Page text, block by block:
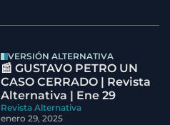
VERSIÓN ALTERNATIVA
📰 GUSTAVO PETRO UN
CASO CERRADO | Revista
Alternativa | Ene 29
Revista Alternativa
enero 29, 2025